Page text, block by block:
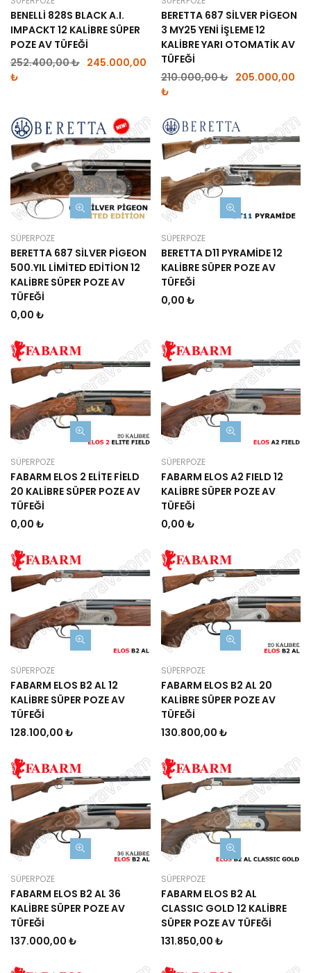
BENELLİ 828S BLACK A.I.
IMPACKT 12 KALİBRE SÜPER
POZE AV TÜFEĞİ
252.400,00 ₺ 245.000,00
₺
BERETTA 687 SİLVER PİGEON
3 MY25 YENİ İŞLEME 12
KALİBRE YARI OTOMATİK AV
TÜFEĞİ
210.000,00 ₺ 205.000,00
₺
SÜPERPOZE
BERETTA 687 SİLVER PİGEON
500.YIL LİMİTED EDİTİON 12
KALİBRE SÜPER POZE AV
TÜFEĞİ
0,00 ₺
SÜPERPOZE
BERETTA D11 PYRAMİDE 12
KALİBRE SÜPER POZE AV
TÜFEĞİ
0,00 ₺
SÜPERPOZE
FABARM ELOS 2 ELİTE FİELD
20 KALİBRE SÜPER POZE AV
TÜFEĞİ
0,00 ₺
SÜPERPOZE
FABARM ELOS A2 FIELD 12
KALİBRE SÜPER POZE AV
TÜFEĞİ
0,00 ₺
SÜPERPOZE
FABARM ELOS B2 AL 12
KALİBRE SÜPER POZE AV
TÜFEĞİ
128.100,00 ₺
SÜPERPOZE
FABARM ELOS B2 AL 20
KALİBRE SÜPER POZE AV
TÜFEĞİ
130.800,00 ₺
SÜPERPOZE
FABARM ELOS B2 AL 36
KALİBRE SÜPER POZE AV
TÜFEĞİ
137.000,00 ₺
SÜPERPOZE
FABARM ELOS B2 AL
CLASSIC GOLD 12 KALİBRE
SÜPER POZE AV TÜFEĞİ
131.850,00 ₺